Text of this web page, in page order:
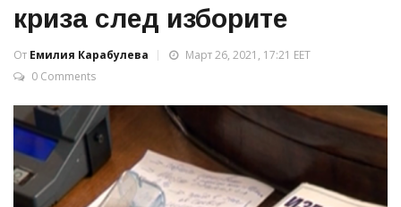
криза след изборите
От Емилия Карабулева
Март 26, 2021, 17:21 EET
0 Comments